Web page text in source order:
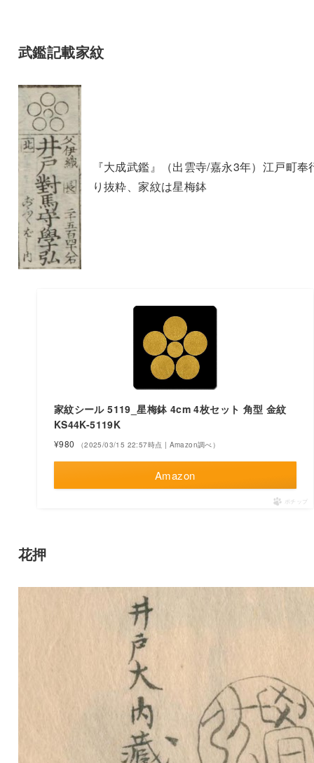
武鑑記載家紋
『大成武鑑』（出雲寺/嘉永3年）江戸町奉
り抜粋、家紋は星梅鉢
家紋シール 5119_星梅鉢 4cm 4枚セット 角型 金紋
KS44K-5119K
¥980 （2025/03/15 22:57時点 | Amazon調べ）
Amazon
ポチップ
花押